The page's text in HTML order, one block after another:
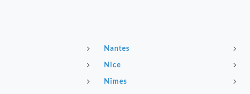
Nantes
Nice
Nîmes